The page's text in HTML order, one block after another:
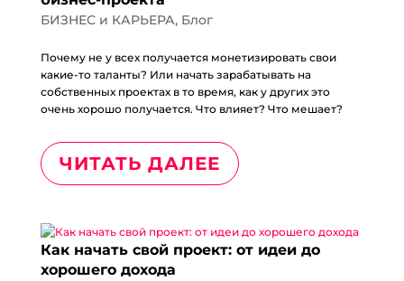
БИЗНЕС и КАРЬЕРА, Блог
Почему не у всех получается монетизировать свои
какие-то таланты? Или начать зарабатывать на
собственных проектах в то время, как у других это
очень хорошо получается. Что влияет? Что мешает?
ЧИТАТЬ ДАЛЕЕ
Как начать свой проект: от идеи до
хорошего дохода